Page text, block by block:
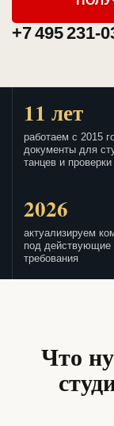
+7 495 231-
11 лет
работаем с 2015
документы для
танцев и проверки
2026
актуализируем
под действующие
требования
Что